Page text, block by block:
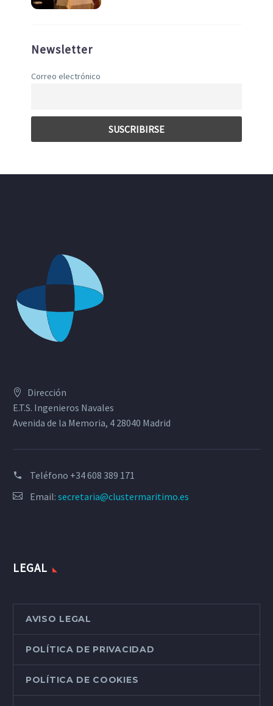
Newsletter
Correo electrónico
Dirección
E.T.S. Ingenieros Navales
Avenida de la Memoria, 4 28040 Madrid
Teléfono +34 608 389 171
Email: secretaria@clustermaritimo.es
LEGAL
AVISO LEGAL
POLÍTICA DE PRIVACIDAD
POLÍTICA DE COOKIES